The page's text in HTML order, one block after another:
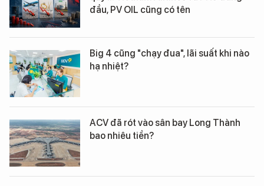
đầu, PV OIL cũng có tên
Big 4 cũng "chạy đua", lãi suất khi nào
hạ nhiệt?
ACV đã rót vào sân bay Long Thành
bao nhiêu tiền?